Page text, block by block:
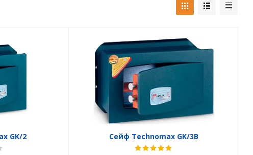
GK/2 Сейф Technomax GK/3В